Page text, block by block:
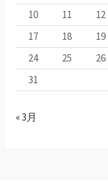
10
11 12
17
18 19
24
25 26
31
« 3月